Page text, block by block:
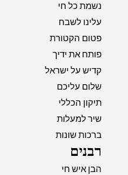
נשמת כל חי
עלינו לשבח
פטום הקטורת
פותח את ידיך
קדיש על ישראל
שלום עליכם
תיקון הכללי
שיר למעלות
ברכות שונות
רבנים
הבן איש חי